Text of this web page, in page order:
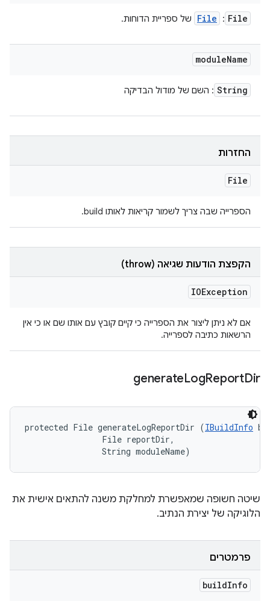
File
:
File של ספריית הדוחות.
moduleName
String : השם של מודול הבדיקה
החזרות
File
הספרייה שבה צריך לשמור קריאות לאותו build.
הקפצת הודעות שגיאה (throw)
IOException
אם לא ניתן ליצור את הספרייה כי קיים קובץ עם אותו שם או כי אין
הרשאות כתיבה לספרייה.
generateLogReportDir
protected File generateLogReportDir (IBuildInfo
                File reportDir,
                String moduleName)
שיטה חשופה שמאפשרת למחלקת משנה להתאים אישית את
הלוגיקה של יצירת הנתיב.
פרמטרים
buildInfo